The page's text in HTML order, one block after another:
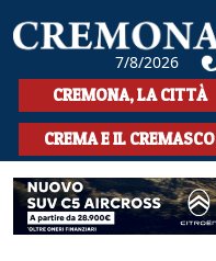
7/8/2026
HOME
CRONACA
SPORT
LA MUSICA
CREMONA, LA CITTÀ
CREMA E IL CREMASCO